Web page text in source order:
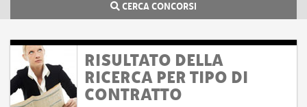
CERCA CONCORSI
RISULTATO DELLA
RICERCA PER TIPO DI
CONTRATTO